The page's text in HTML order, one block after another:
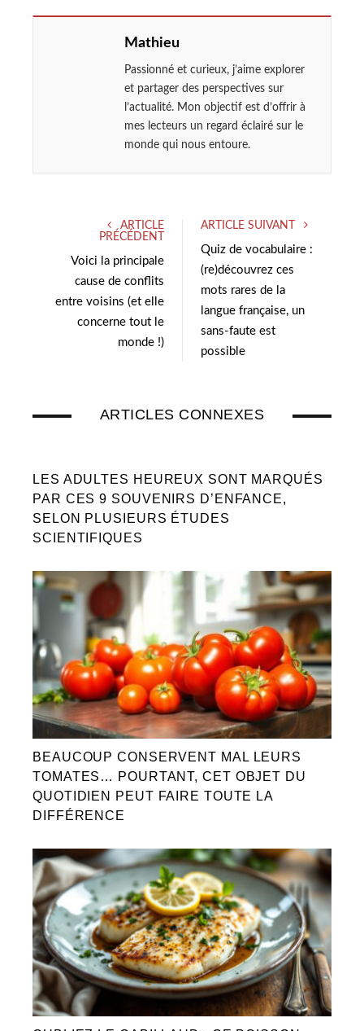
Mathieu
Passionné et curieux, j’aime explorer
et partager des perspectives sur
l’actualité. Mon objectif est d’offrir à
mes lecteurs un regard éclairé sur le
monde qui nous entoure.
ARTICLE
PRÉCÉDENT
Voici la principale
cause de conflits
entre voisins (et elle
concerne tout le
monde !)
ARTICLE SUIVANT
Quiz de vocabulaire :
(re)découvrez ces
mots rares de la
langue française, un
sans-faute est
possible
ARTICLES CONNEXES
LES ADULTES HEUREUX SONT MARQUÉS
PAR CES 9 SOUVENIRS D’ENFANCE,
SELON PLUSIEURS ÉTUDES
SCIENTIFIQUES
BEAUCOUP CONSERVENT MAL LEURS
TOMATES… POURTANT, CET OBJET DU
QUOTIDIEN PEUT FAIRE TOUTE LA
DIFFÉRENCE